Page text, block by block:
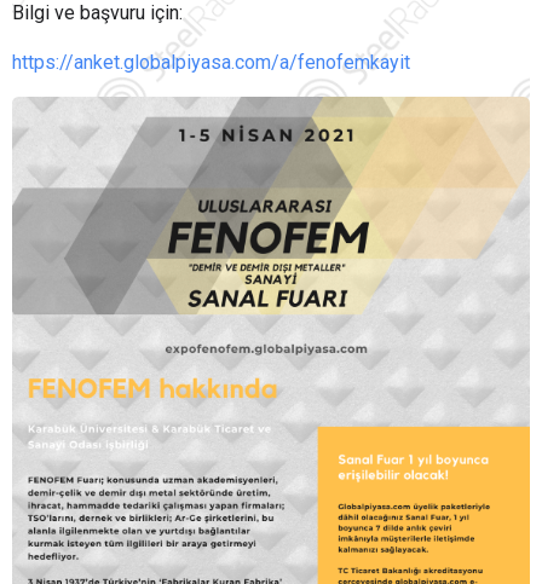
Bilgi ve başvuru için:
https://anket.globalpiyasa.com/a/fenofemkayit